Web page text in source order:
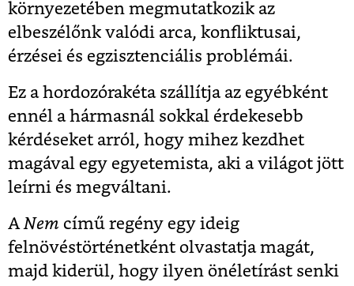
környezetében megmutatkozik az
elbeszélőnk valódi arca, konfliktusai,
érzései és egzisztenciális problémái.
Ez a hordozórakéta szállítja az egyébként
ennél a hármasnál sokkal érdekesebb
kérdéseket arról, hogy mihez kezdhet
magával egy egyetemista, aki a világot jött
leírni és megváltani.
ANem című regény egy ideig
felnövéstörténetként olvastatja magát,
majd kiderül, hogy ilyen önéletírást senki